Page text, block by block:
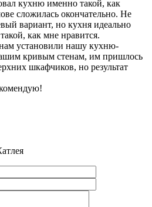
кухню именно такой, как
сложилась окончательно. Не
вариант, но кухня идеально
как мне нравится.
установили нашу кухню-
кривым стенам, им пришлось
шкафчиков, но результат